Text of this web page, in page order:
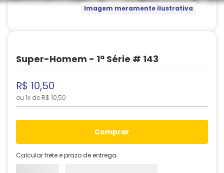
Imagem meramente ilustrativa
Super-Homem - 1ª Série # 143
R$ 10,50
ou 1x de R$ 10,50
comprar
Calcular frete e prazo de entrega